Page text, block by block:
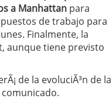
Antes de
reales para pymes
cuenta propia
a Manhattan para
de trabajo para
Finalmente, la
aunque tiene previsto
de la evoluciÃ³n de la
comunicado.